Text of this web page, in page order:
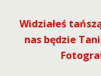
Widziałeś
nas będzie